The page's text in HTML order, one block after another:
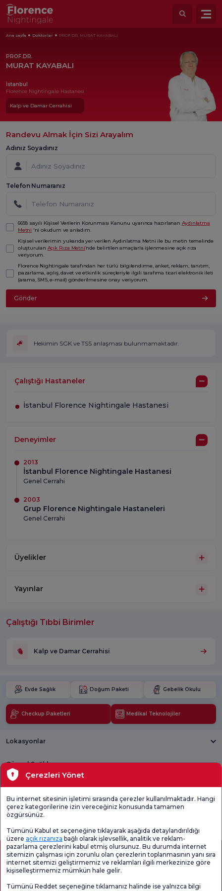
Ana sayfa Doktorlar PROF.DR. MURAT KAYABALI
PROF.DR.
MURAT KAYABALI
İstanbul
Florence Nightingale Hastanesi
Kalp ve Damar Cerrahisi
Randevu Almak İçin Sizi Arayalım
Adınız Soyadınız
Telefon Numaranız
6698 sayılı Kişisel Verilerin Korunması Kanunu uyarınca hazırlanan Aydınlatma
Metni 'ni okudum ve anladım.
Kişisel verilerimin yukarıda yer verilen Aydınlatma Metni ile bu metin temelinde
oluşturulan Açık Rıza Metni’nde belirtilen amaçlarla işlenmesine açık rıza
veriyorum.
Florence Nightingale tarafından her türlü bilgilendirme, anket, reklam, tanıtım,
pazarlama, açılış, davet ve etkinlik süreçleriyle ilgili tarafıma ticari elektronik ileti
(arama, SMS, e-mail) gönderilmesine onay veriyorum.
Gönder
Hekimin SGK ve TSS anlaşması bulunmamaktadır.
Çalıştığı Hastaneler
İstanbul Florence Nightingale Hastanesi
Deneyimler
2013
İstanbul Florence Nightingale Hastanesi
Genel Cerrahi
2003
Grup Florence Nightingale Hastaneleri
Genel Cerrahi
Üyelikler
Yayınlar
Çalıştığı Tıbbi Birimler
Kalp ve Damar Cerrahisi
Evde Sağlık Doğum Paketi Gebelik Okulu
Checkup Paketleri Medikal Teknolojiler
Lokasyonlar
Güncel Sağlık
Tıbbi Birimler
Genel
Çerezleri Yönet
Bu internet sitesinin işletimi sırasında çerezler kullanılmaktadır. Hangi
çerez kategorilerine izin vereceğiniz konusunda tamamen
özgürsünüz.
Tümünü Kabul et seçeneğine tıklayarak aşağıda detaylandırıldığı
üzere açık rızanıza bağlı olarak işlevsellik, analitik ve reklam-
pazarlama çerezlerini kabul etmiş olursunuz. Bu durumda internet
sitemizin çalışması için zorunlu olan çerezlerin toplanmasının yanı sıra
internet sitemizi geliştirmemiz ve reklamları ilgili merkezinize göre
kişiselleştirmemiz mümkün hale gelir.
Tümünü Reddet seçeneğine tıklamanız halinde ise yalnızca bilgi